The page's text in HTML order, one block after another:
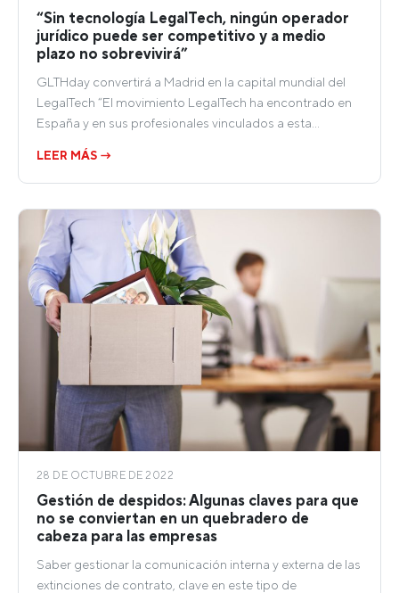
“Sin tecnología LegalTech, ningún operador
jurídico puede ser competitivo y a medio
plazo no sobrevivirá”
GLTHday convertirá a Madrid en la capital mundial del
LegalTech “El movimiento LegalTech ha encontrado en
España y en sus profesionales vinculados a esta…
LEER MÁS →
28 DE OCTUBRE DE 2022
Gestión de despidos: Algunas claves para que
no se conviertan en un quebradero de
cabeza para las empresas
Saber gestionar la comunicación interna y externa de las
extinciones de contrato, clave en este tipo de